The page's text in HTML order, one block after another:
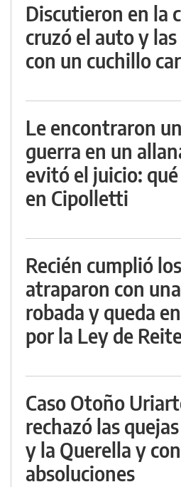
Discutieron en la
cruzó el auto y
con un cuchillo
Le encontraron
guerra en un
evitó el juicio:
en Cipolletti
Recién cumplió
atraparon con
robada y queda
por la Ley de
Caso Otoño
rechazó las
y la Querella y
absoluciones